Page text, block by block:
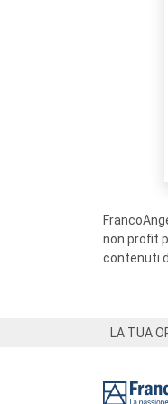
non profit
contenuti
LA TUA